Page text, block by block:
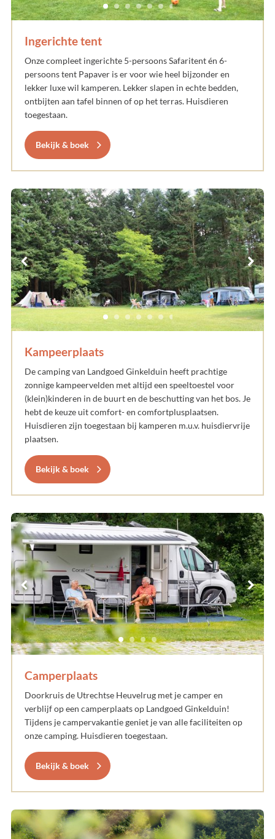
Ingerichte tent
Onze compleet ingerichte 5-persoons Safaritent én 6-
persoons tent Papaver is er voor wie heel bijzonder en
lekker luxe wil kamperen. Lekker slapen in echte bedden,
ontbijten aan tafel binnen of op het terras. Huisdieren
toegestaan.
Bekijk & boek
Kampeerplaats
De camping van Landgoed Ginkelduin heeft prachtige
zonnige kampeervelden met altijd een speeltoestel voor
(klein)kinderen in de buurt en de beschutting van het bos. Je
hebt de keuze uit comfort- en comfortplusplaatsen.
Huisdieren zijn toegestaan bij kamperen m.u.v. huisdiervrije
plaatsen.
Bekijk & boek
Camperplaats
Doorkruis de Utrechtse Heuvelrug met je camper en
verblijf op een camperplaats op Landgoed Ginkelduin!
Tijdens je campervakantie geniet je van alle faciliteiten op
onze camping. Huisdieren toegestaan.
Bekijk & boek